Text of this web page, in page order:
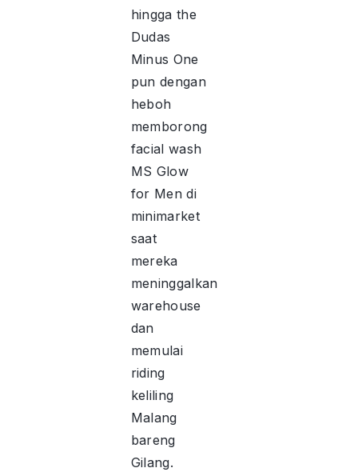
hingga the
Dudas
Minus One
pun dengan
heboh
memborong
facial wash
MS Glow
for Men di
minimarket
saat
mereka
meninggalkan
warehouse
dan
memulai
riding
keliling
Malang
bareng
Gilang.